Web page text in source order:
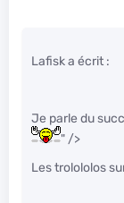
Lafisk a écrit :
Je parle du
" />
Les trolololos